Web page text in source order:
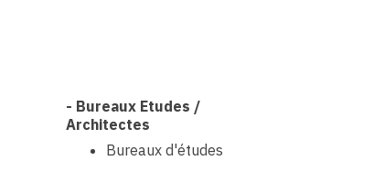
- Bureaux Etudes /
Architectes
Bureaux d'études